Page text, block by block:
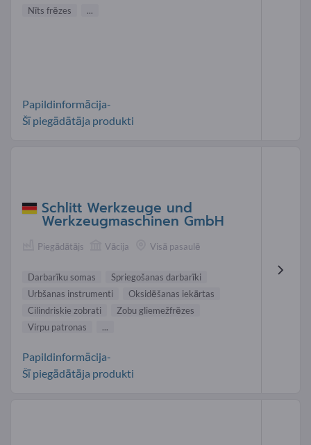
Nīts frēzes
...
Papildinformācija-
Šī piegādātāja produkti
Schlitt Werkzeuge und
Werkzeugmaschinen GmbH
Piegādātājs Vācija Visā pasaulē
Darbarīku somas
Spriegošanas darbarīki
Urbšanas instrumenti
Oksidēšanas iekārtas
Cilindriskie zobrati
Zobu gliemežfrēzes
Virpu patronas
...
Papildinformācija-
Šī piegādātāja produkti